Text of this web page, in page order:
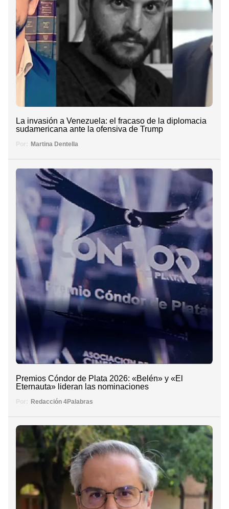
La invasión a Venezuela: el fracaso de la diplomacia
sudamericana ante la ofensiva de Trump
Por: Martina Dentella
Premios Cóndor de Plata 2026: «Belén» y «El
Eternauta» lideran las nominaciones
Por: Redacción 4Palabras